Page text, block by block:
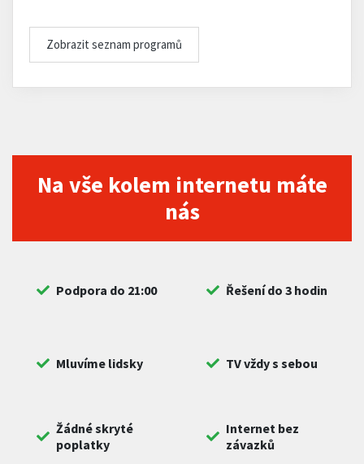
Zobrazit seznam programů
Na vše kolem internetu máte
nás
Podpora do 21:00 Řešení do 3 hodin
Mluvíme lidsky TV vždy s sebou
Žádné skryté
poplatky
Internet bez
závazků